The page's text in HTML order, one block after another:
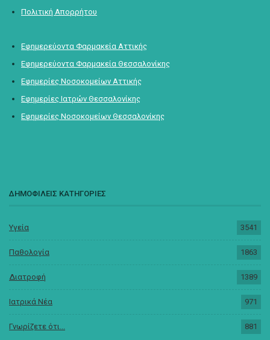
Πολιτική Απορρήτου
Εφημερεύοντα Φαρμακεία Αττικής
Εφημερεύοντα Φαρμακεία Θεσσαλονίκης
Εφημερίες Νοσοκομείων Αττικής
Εφημερίες Ιατρών Θεσσαλονίκης
Εφημερίες Νοσοκομείων Θεσσαλονίκης
ΔΗΜΟΦΙΛΕΙΣ ΚΑΤΗΓΟΡΙΕΣ
Υγεία 3541
Παθολογία 1863
Διατροφή 1389
Ιατρικά Νέα 971
Γνωρίζετε ότι... 881